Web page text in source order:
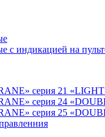
с индикацией на
серия 21
серия 24
серия 25